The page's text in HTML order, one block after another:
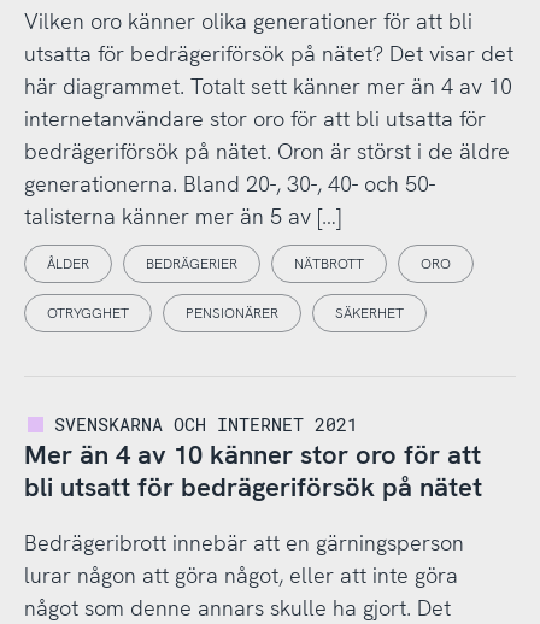
Vilken oro känner olika generationer för att bli
utsatta för bedrägeriförsök på nätet? Det visar det
här diagrammet. Totalt sett känner mer än 4 av 10
internetanvändare stor oro för att bli utsatta för
bedrägeriförsök på nätet. Oron är störst i de äldre
generationerna. Bland 20-, 30-, 40- och 50-
talisterna känner mer än 5 av […]
ÅLDER BEDRÄGERIER NÄTBROTT ORO
OTRYGGHET PENSIONÄRER SÄKERHET
SVENSKARNA OCH INTERNET 2021
Mer än 4 av 10 känner stor oro för att
bli utsatt för bedrägeriförsök på nätet
Bedrägeribrott innebär att en gärningsperson
lurar någon att göra något, eller att inte göra
något som denne annars skulle ha gjort. Det